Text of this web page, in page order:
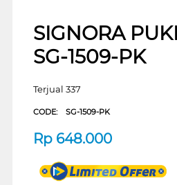
SIGNORA
SG-1509-PK
Terjual 337
CODE: SG-1509-PK
Rp 648.000